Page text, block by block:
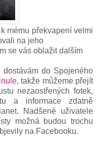
mému překvapení velmi
na jeho
se vás oblažit dalším
do Spojeného
takže můžeme přejít
nezaostřených fotek,
a informace zdatně
Nadšené uživatele
možná budou trochu
na Facebooku.